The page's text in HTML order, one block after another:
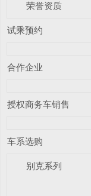
荣誉资质
试乘预约
合作企业
授权商务车销售
车系选购
别克系列